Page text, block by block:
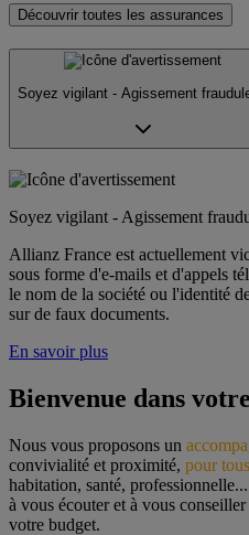
Découvrir toutes les assurances
Soyez vigilant - Agissement
Soyez vigilant - Agissement
Allianz France est actuellement
sous forme d'e-mails et d'appels
le nom de la société ou l'identité
sur de faux documents.
En savoir plus
Bienvenue dans
Nous vous proposons un
convivialité et proximité, pour
habitation, santé,
à vous écouter et à vous
votre budget.